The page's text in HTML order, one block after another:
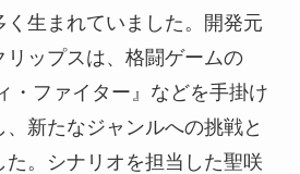
生まれていました。開発元
リップスは、格闘ゲームの
・ファイター』などを手掛け
新たなジャンルへの挑戦と
た。シナリオを担当した聖咲